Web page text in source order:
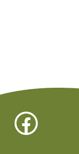
A legjobb élmény
és/vagy eléréséhez
(cookie-k).
olyan adatokat